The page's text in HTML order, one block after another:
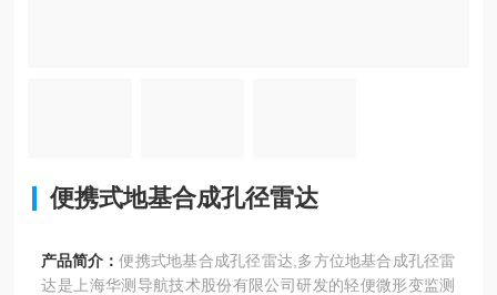
便携式地基合成孔径雷达
产品简介：便携式地基合成孔径雷达,多方位地基合成孔径雷
达是上海华测导航技术股份有限公司研发的轻便微形变监测